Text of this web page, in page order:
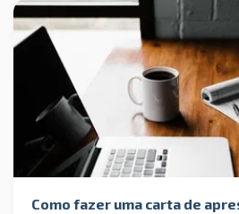
Como fazer uma carta de